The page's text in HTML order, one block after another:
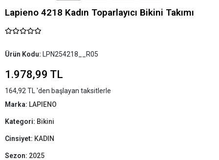
Lapieno 4218 Kadın Toparlayıcı Bikini Takımı
Ürün Kodu: LPN254218__R05
1.978,99 TL
164,92 TL 'den başlayan taksitlerle
Marka: LAPIENO
Kategori: Bikini
Cinsiyet: KADIN
Sezon: 2025